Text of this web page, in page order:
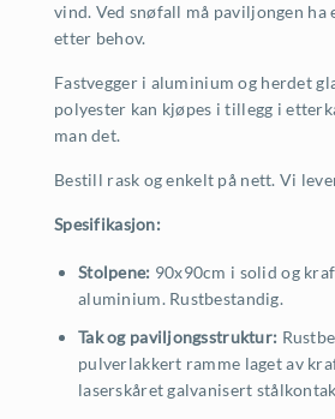
vind. Ved snøfall må paviljongen ha
etter behov.
Fastvegger i aluminium og herdet
polyester kan kjøpes i tillegg i
man det.
Bestill rask og enkelt på nett. Vi
Spesifikasjon:
Stolpene: 90x90cm i solid og
aluminium. Rustbestandig.
Tak og paviljongsstruktur:
pulverlakkert ramme laget av
laserskåret galvanisert